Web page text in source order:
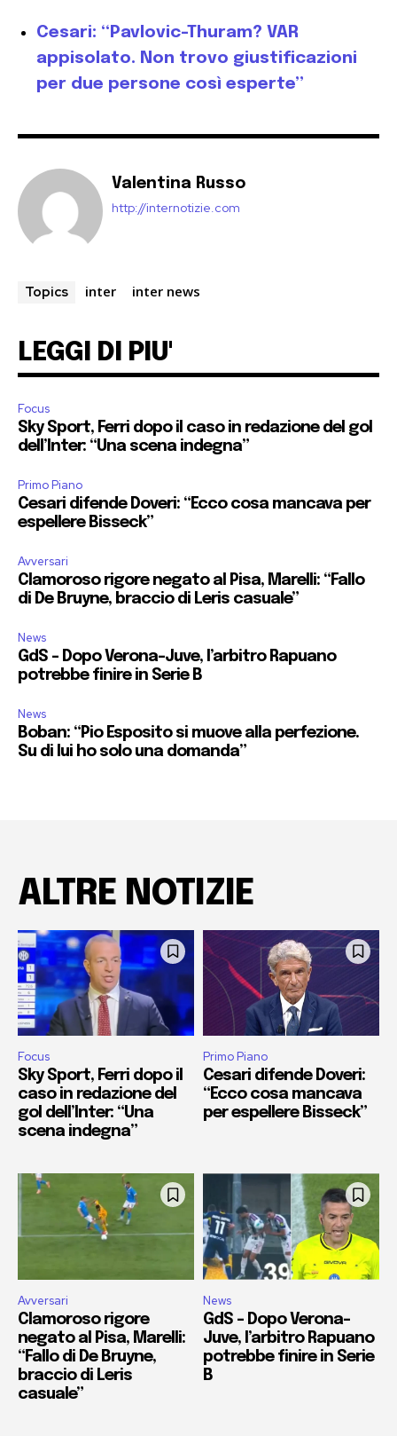
Cesari: “Pavlovic-Thuram? VAR
appisolato. Non trovo giustificazioni
per due persone così esperte”
Valentina Russo
http://internotizie.com
Topics inter inter news
LEGGI DI PIU'
Focus
Sky Sport, Ferri dopo il caso in redazione del gol
dell’Inter: “Una scena indegna”
Primo Piano
Cesari difende Doveri: “Ecco cosa mancava per
espellere Bisseck”
Avversari
Clamoroso rigore negato al Pisa, Marelli: “Fallo
di De Bruyne, braccio di Leris casuale”
News
GdS – Dopo Verona-Juve, l’arbitro Rapuano
potrebbe finire in Serie B
News
Boban: “Pio Esposito si muove alla perfezione.
Su di lui ho solo una domanda”
ALTRE NOTIZIE
Focus
Sky Sport, Ferri dopo il
caso in redazione del
gol dell’Inter: “Una
scena indegna”
Primo Piano
Cesari difende Doveri:
“Ecco cosa mancava
per espellere Bisseck”
Avversari
Clamoroso rigore
negato al Pisa, Marelli:
“Fallo di De Bruyne,
braccio di Leris
casuale”
News
GdS – Dopo Verona-
Juve, l’arbitro Rapuano
potrebbe finire in Serie
B